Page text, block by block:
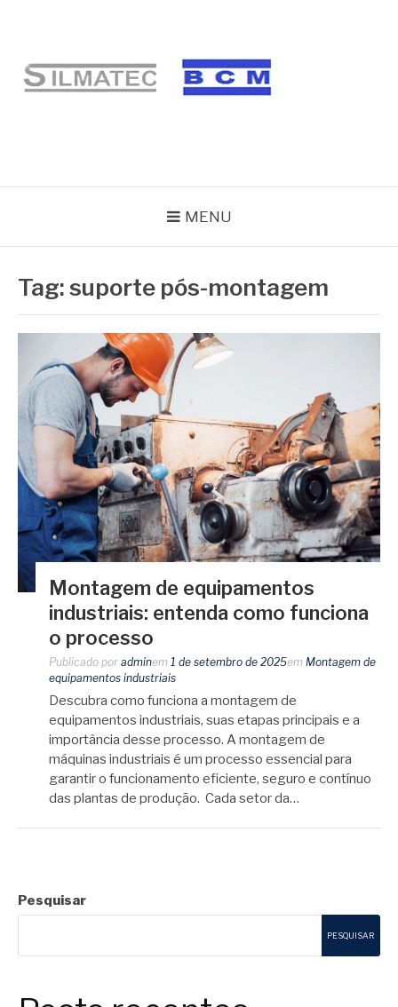
conteúdo
MENU
Tag:suporte pós-montagem
Montagem de equipamentos
industriais: entenda como funciona
o processo
Publicado por adminem 1 de setembro de 2025em Montagem de
equipamentos industriais
Descubra como funciona a montagem de
equipamentos industriais, suas etapas principais e a
importância desse processo. A montagem de
máquinas industriais é um processo essencial para
garantir o funcionamento eficiente, seguro e contínuo
das plantas de produção. Cada setor da…
Pesquisar
PESQUISAR